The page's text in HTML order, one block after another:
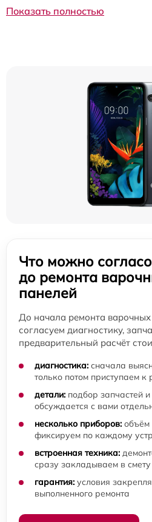
Показать полностью
Что можно
до ремонта
панелей
До начала ремонта
согласуем диагностику,
предварительный расчёт
диагностика: сначала
только потом приступаем к
детали: подбор запчастей
обсуждается с вами
несколько приборов: объём
фиксируем по каждому
встроенная техника:
сразу закладываем в смету
гарантия: условия
выполненного ремонта